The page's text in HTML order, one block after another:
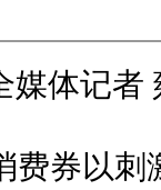
体记者
券以刺